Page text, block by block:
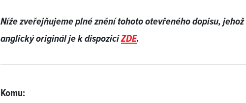
Níže zveřejňujeme plné znění tohoto otevřeného dopisu, jehož
anglický originál je k dispoziciZDE.
Komu: